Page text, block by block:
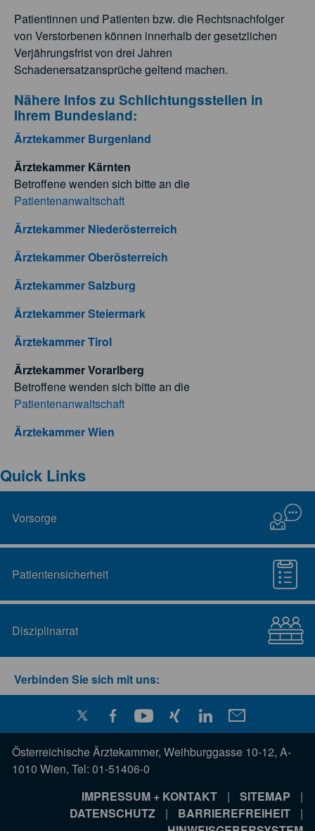
Patientinnen und Patienten bzw. die Rechtsnachfolger
von Verstorbenen können innerhalb der gesetzlichen
Verjährungsfrist von drei Jahren
Schadenersatzansprüche geltend machen.
Nähere Infos zu Schlichtungsstellen in
Ihrem Bundesland:
Ärztekammer Burgenland
Ärztekammer Kärnten
Betroffene wenden sich bitte an die
Patientenanwaltschaft
Ärztekammer Niederösterreich
Ärztekammer Oberösterreich
Ärztekammer Salzburg
Ärztekammer Steiermark
Ärztekammer Tirol
Ärztekammer Vorarlberg
Betroffene wenden sich bitte an die
Patientenanwaltschaft
Ärztekammer Wien
Quick Links
Vorsorge
Patientensicherheit
Disziplinarrat
Verbinden Sie sich mit uns:
Österreichische Ärztekammer, Weihburggasse 10-12, A-
1010 Wien, Tel: 01-51406-0
IMPRESSUM + KONTAKT
| SITEMAP
|
DATENSCHUTZ
| BARRIEREFREIHEIT
|